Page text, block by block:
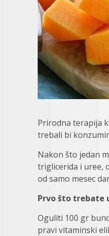
Prirodna terapija
trebali bi
Nakon što jedan
triglicerida i uree,
od samo mesec
Prvo što trebate
Oguliti 100 gr
pravi vitaminski